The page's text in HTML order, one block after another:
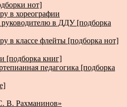
нот]
в хореографии
в ДДУ [подборка
в классе флейты [подборка нот]
[подборка книг]
педагогика [подборка
В. Рахманинов»